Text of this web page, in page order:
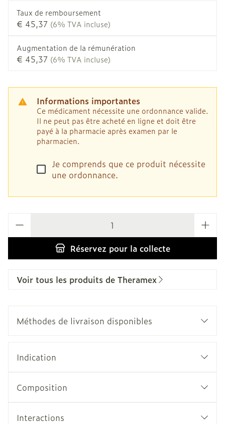
Taux de remboursement
€ 45,37 (6% TVA incluse)
Augmentation de la rémunération
€ 45,37 (6% TVA incluse)
Informations importantes
Ce médicament nécessite une ordonnance valide.
Il ne peut pas être acheté en ligne et doit être
payé à la pharmacie après examen par le
pharmacien.
Je comprends que ce produit nécessite
une ordonnance.
Réservezpour la collecte
Voir tous les produits de Theramex
Méthodes de livraison disponibles
Indication
Composition
Interactions